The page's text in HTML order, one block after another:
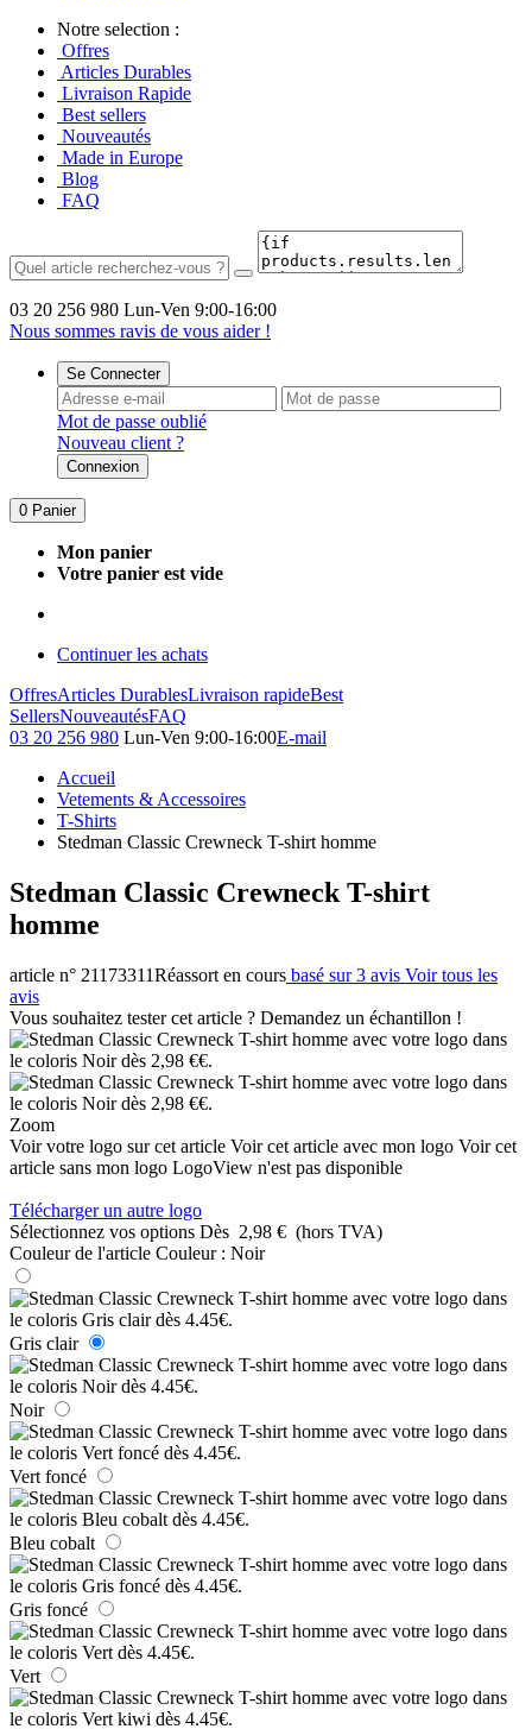
Notre selection :
Offres
Articles Durables
Livraison Rapide
Best sellers
Nouveautés
Made in Europe
Blog
FAQ
03 20 256 980 Lun-Ven 9:00-16:00
Nous sommes ravis de vous aider !
Se Connecter
Mot de passe oublié
Nouveau client ?
Connexion
0 Panier
Mon panier
Votre panier est vide
Continuer les achats
OffresArticles DurablesLivraison rapideBest
SellersNouveautésFAQ
03 20 256 980 Lun-Ven 9:00-16:00E-mail
Accueil
Vetements & Accessoires
T-Shirts
Stedman Classic Crewneck T-shirt homme
Stedman Classic Crewneck T-shirt
homme
article n° 21173311Réassort en cours basé sur 3 avis Voir tous les
avis
Vous souhaitez tester cet article ? Demandez un échantillon !
Zoom
Voir votre logo sur cet article Voir cet article avec mon logo Voir cet
article sans mon logo LogoView n'est pas disponible
Télécharger un autre logo
Sélectionnez vos options Dès 2,98 € (hors TVA)
Couleur de l'article Couleur : Noir
Gris clair
Noir
Vert foncé
Bleu cobalt
Gris foncé
Vert